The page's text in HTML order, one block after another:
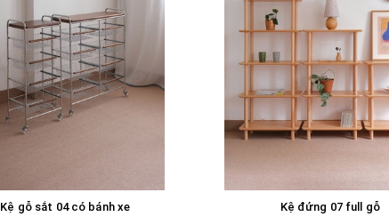
TÙY CHỌN
Kệ gỗ sắt 04 có bánh xe TÙY CHỌN
Kệ đứng 07 full gỗ